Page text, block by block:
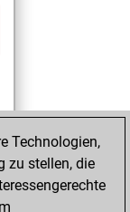
Technologien,
zu stellen, die